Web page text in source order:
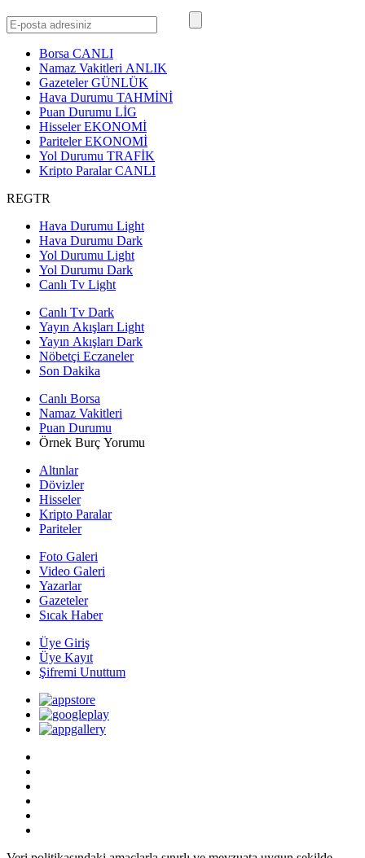
Borsa CANLI
Namaz Vakitleri ANLIK
GazetelerGÜNLÜK
Hava Durumu TAHMİNİ
Puan Durumu LİG
HisselerEKONOMİ
ParitelerEKONOMİ
Yol Durumu TRAFİK
Kripto ParalarCANLI
REGTR
Hava Durumu Light
Hava Durumu Dark
Yol Durumu Light
Yol Durumu Dark
Canlı Tv Light
Canlı Tv Dark
Yayın Akışları Light
Yayın Akışları Dark
Nöbetçi Eczaneler
Son Dakika
Canlı Borsa
Namaz Vakitleri
Puan Durumu
Örnek Burç Yorumu
Altınlar
Dövizler
Hisseler
Kripto Paralar
Pariteler
Foto Galeri
Video Galeri
Yazarlar
Gazeteler
Sıcak Haber
Üye Giriş
Üye Kayıt
Şifremi Unuttum